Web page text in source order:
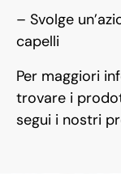
– Svolge
capelli
Per maggiori
trovare i
segui i nostri